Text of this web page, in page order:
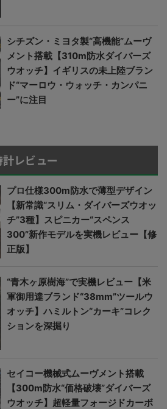
シチズン・ミヨタ製“高機能”ムーヴ
メント搭載【310m防水ダイバーズ
ウオッチ】イギリスの未上陸ブラン
ド“マーロウ・ウォッチ・カンパニ
ー”に注目
レビュー
プロ仕様300m防水で薄型デザイン
【新常識“スリム・ダイバーズウオッ
チ”3種】スピニカー“スペンス
300”新作モデルを実機レビュー【修
正版】
“青木ヶ原樹海”で実機レビュー【米
軍御用達ブランド“38mm”ツールウ
オッチ】ハミルトン“カーキ”コレク
ションを深掘り
セイコー機械式ムーヴメント搭載
【300m防水“価格破壊”ダイバーズ
ウオッチ】超軽量フォージドカーボ